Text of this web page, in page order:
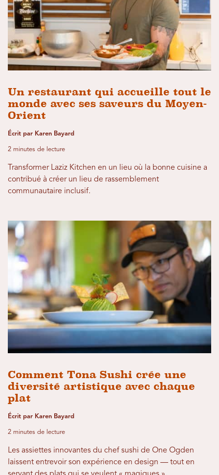
Un restaurant qui accueille tout le
monde avec ses saveurs du Moyen-
Orient
Écrit par Karen Bayard
2 minutes de lecture
Transformer Laziz Kitchen en un lieu où la bonne cuisine a
contribué à créer un lieu de rassemblement
communautaire inclusif.
Comment Tona Sushi crée une
diversité artistique avec chaque
plat
Écrit par Karen Bayard
2 minutes de lecture
Les assiettes innovantes du chef sushi de One Ogden
laissent entrevoir son expérience en design — tout en